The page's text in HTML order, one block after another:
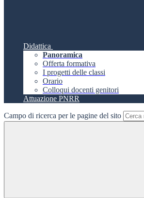
Didattica
Panoramica
Offerta formativa
I progetti delle classi
Orario
Colloqui docenti genitori
Attuazione PNRR
Campo di ricerca per le pagine del sito